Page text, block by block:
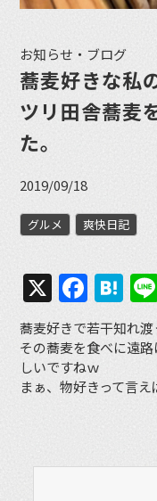
お知らせ・ブログ
蕎麦好きな私
ツリ田舎蕎麦
た。
2019/09/18
グルメ 爽快日記
X
蕎麦好きで若干知れ渡
その蕎麦を食べに遠
しいですねｗ
まぁ、物好きって言え